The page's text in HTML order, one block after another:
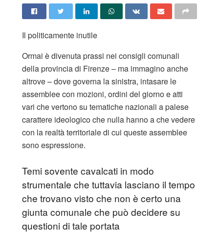
Il politicamente inutile
Ormai è divenuta prassi nei consigli comunali
della provincia di Firenze – ma immagino anche
altrove – dove governa la sinistra, intasare le
assemblee con mozioni, ordini del giorno e atti
vari che vertono su tematiche nazionali a palese
carattere ideologico che nulla hanno a che vedere
con la realtà territoriale di cui queste assemblee
sono espressione.
Temi sovente cavalcati in modo
strumentale che tuttavia lasciano il tempo
che trovano visto che non è certo una
giunta comunale che può decidere su
questioni di tale portata